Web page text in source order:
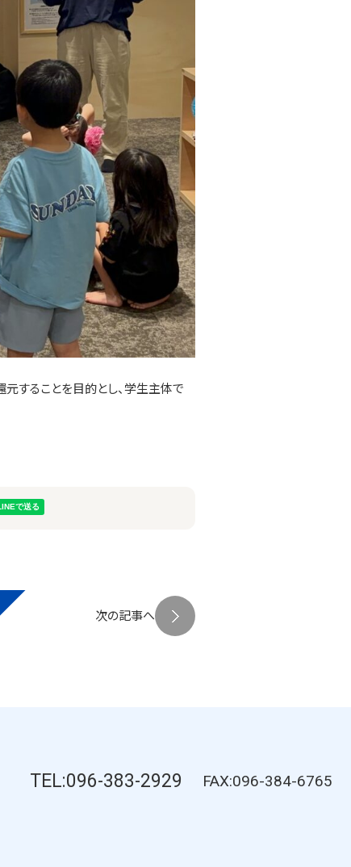
することを目的とし、学生主体で
次の記事へ
TEL:096-383-2929 FAX:096-384-6765